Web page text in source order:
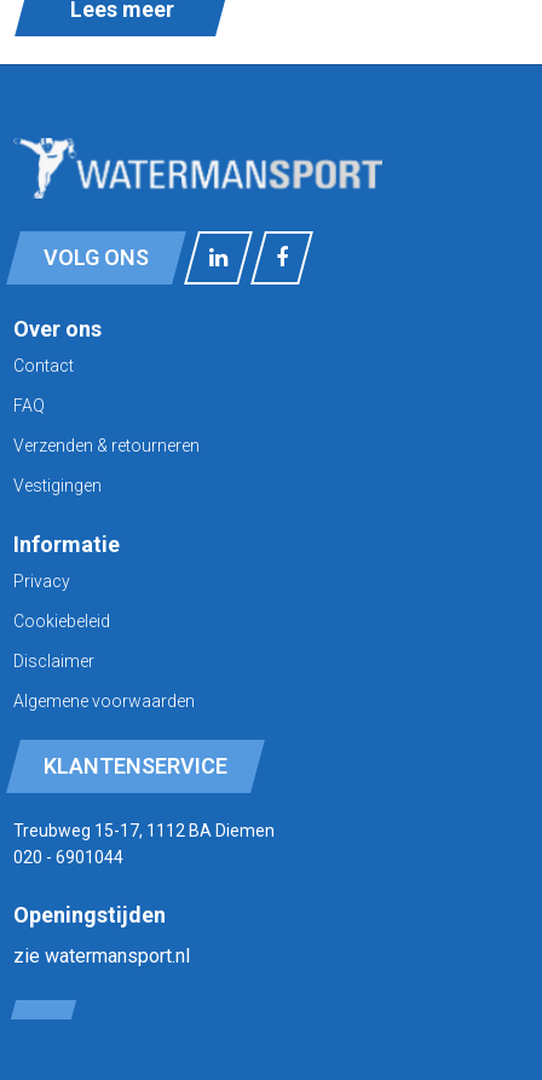
Lees meer
VOLG ONS
Over ons
Contact
FAQ
Verzenden & retourneren
Vestigingen
Informatie
Privacy
Cookiebeleid
Disclaimer
Algemene voorwaarden
KLANTENSERVICE
Treubweg 15-17, 1112 BA Diemen
020 - 6901044
Openingstijden
zie watermansport.nl